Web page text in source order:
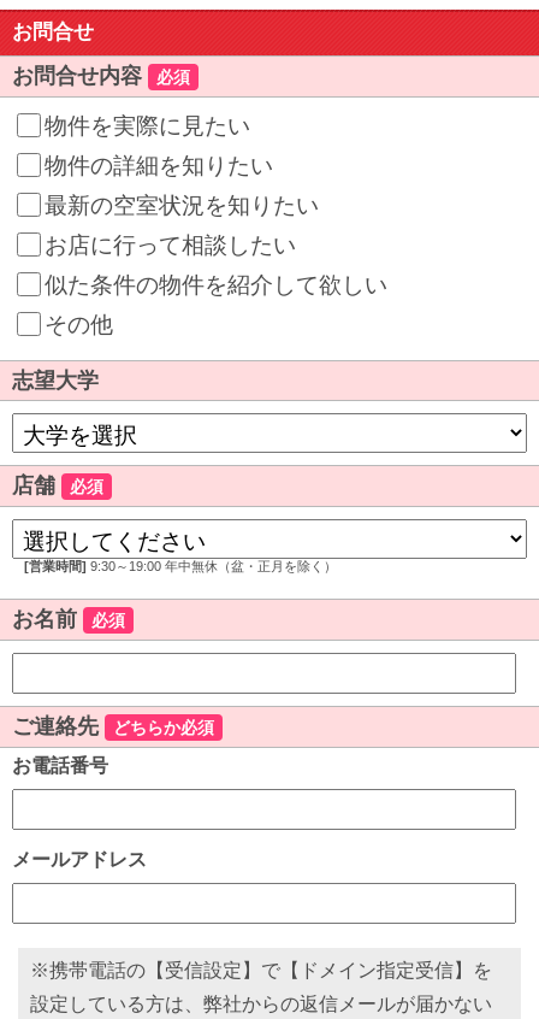
お問合せ
お問合せ内容 必須
物件を実際に見たい
物件の詳細を知りたい
最新の空室状況を知りたい
お店に行って相談したい
似た条件の物件を紹介して欲しい
その他
志望大学
店舗 必須
[営業時間] 9:30～19:00 年中無休（盆・正月を除く）
お名前 必須
ご連絡先 どちらか必須
お電話番号
メールアドレス
※携帯電話の【受信設定】で【ドメイン指定受信】を
設定している方は、弊社からの返信メールが届かない